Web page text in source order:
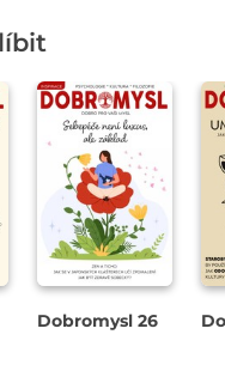
Dobromysl 26